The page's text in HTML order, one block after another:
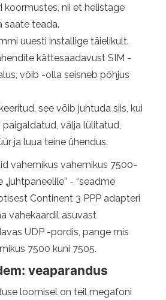
koormustes, nii et helistage
saate teada.
uuesti installige täielikult.
kättesaadavust SIM -
võib -olla seisneb põhjus
see võib juhtuda siis, kui
välja lülitatud,
ja luua teine ​​ühendus.
vahemikus vahemikus 7500-
„juhtpaneelile” - “seadme
Continent 3 PPP adapteri
vahekaardil asuvast
UDP -pordis, pange mis
7500 kuni 7505.
veaparandus
loomisel on teil megafoni